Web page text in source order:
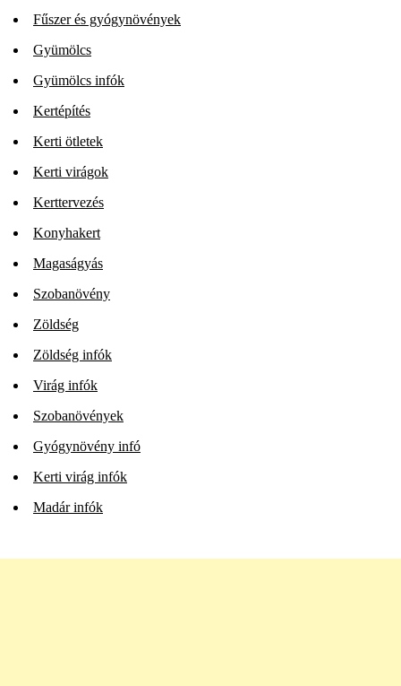
Fűszer és gyógynövények
Gyümölcs
Gyümölcs infók
Kertépítés
Kerti ötletek
Kerti virágok
Kerttervezés
Konyhakert
Magaságyás
Szobanövény
Zöldség
Zöldség infók
Virág infók
Szobanövények
Gyógynövény infó
Kerti virág infók
Madár infók